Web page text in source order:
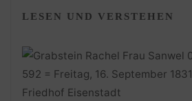
LESEN UND VERSTEHEN